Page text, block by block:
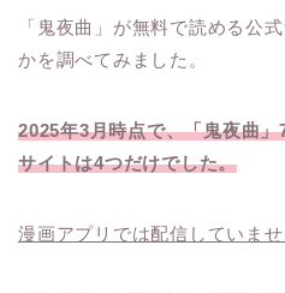
「鬼夜曲」が無料で読める公
かを調べてみました。
2025年3月時点で、「鬼夜曲
サイトは4つだけでした。
漫画アプリでは配信していませ